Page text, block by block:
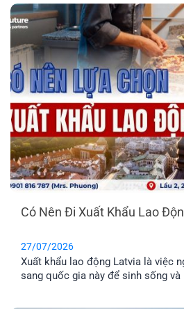
Có Nên Đi Xuất Khẩu Lao
27/07/2026
Xuất khẩu lao động Latvia là việc
sang quốc gia này để sinh sống